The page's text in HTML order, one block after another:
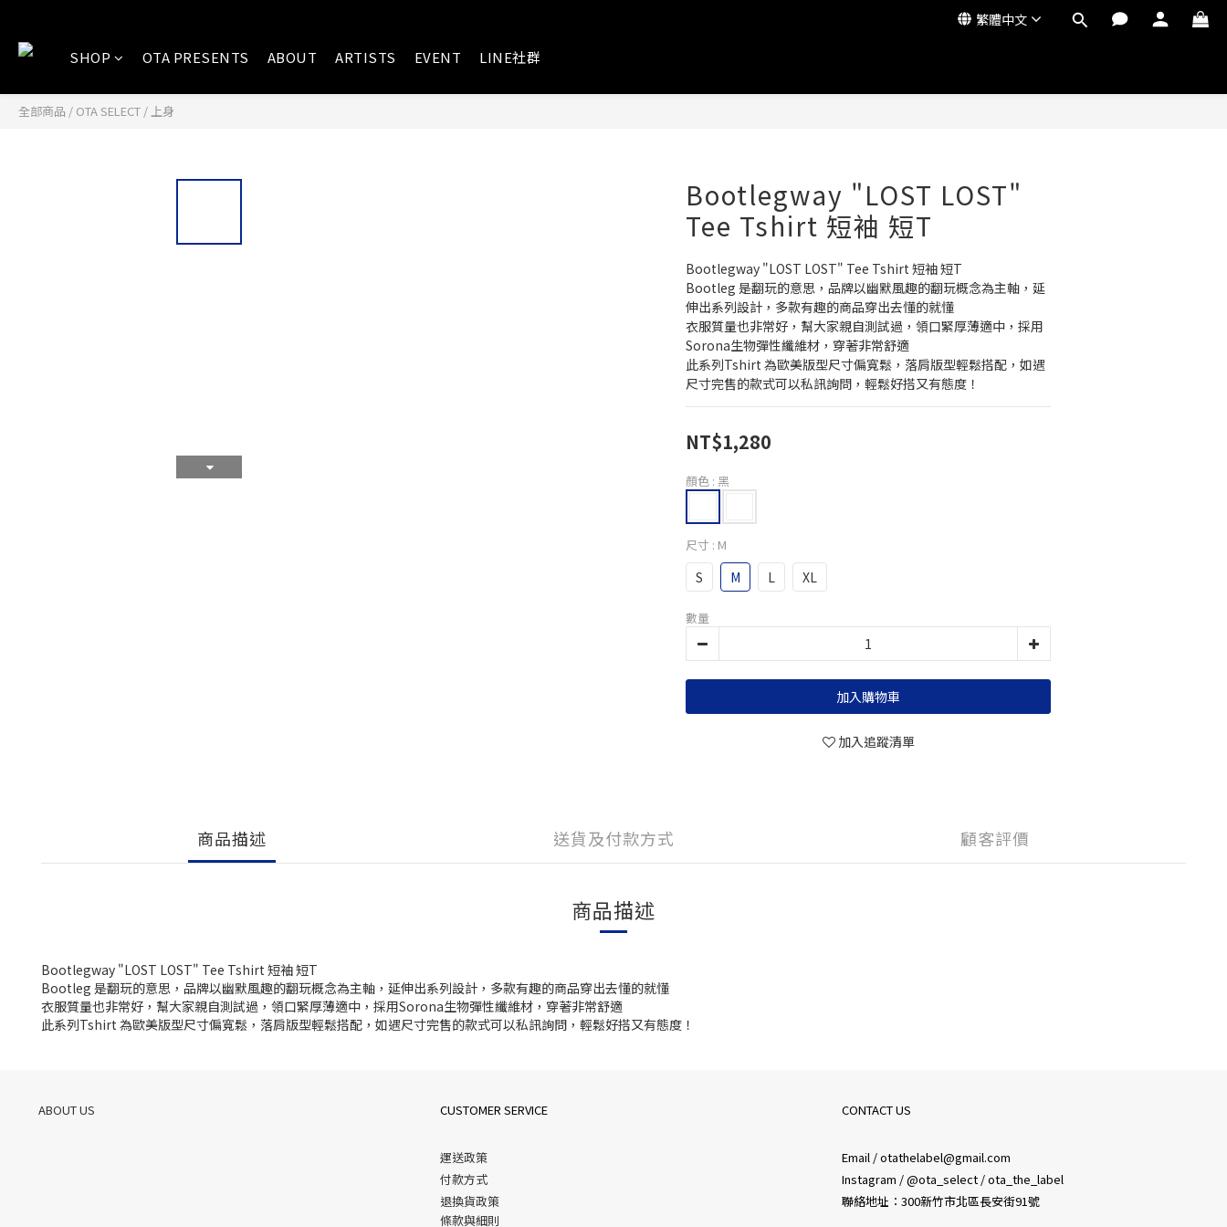
繁體中文
SHOP OTA PRESENTS ABOUT ARTISTS EVENT LINE社群
全部商品 / OTA SELECT /上身
Bootlegway "LOST LOST"
Tee Tshirt 短袖 短T
Bootlegway "LOST LOST" Tee Tshirt 短袖 短T
Bootleg 是翻玩的意思，品牌以幽默風趣的翻玩概念為主軸，延
伸出系列設計，多款有趣的商品穿出去懂的就懂
衣服質量也非常好，幫大家親自測試過，領口緊厚薄適中，採用
Sorona生物彈性纖維材，穿著非常舒適
此系列Tshirt 為歐美版型尺寸偏寬鬆，落肩版型輕鬆搭配，如遇
尺寸完售的款式可以私訊詢問，輕鬆好搭又有態度！
NT$1,280
顏色 : 黑
尺寸 : M
S M L XL
數量
加入購物車
加入追蹤清單
商品描述 送貨及付款方式 顧客評價
商品描述
Bootlegway "LOST LOST" Tee Tshirt 短袖 短T
Bootleg 是翻玩的意思，品牌以幽默風趣的翻玩概念為主軸，延伸出系列設計，多款有趣的商品穿出去懂的就懂
衣服質量也非常好，幫大家親自測試過，領口緊厚薄適中，採用Sorona生物彈性纖維材，穿著非常舒適
此系列Tshirt 為歐美版型尺寸偏寬鬆，落肩版型輕鬆搭配，如遇尺寸完售的款式可以私訊詢問，輕鬆好搭又有態度！
ABOUT US CUSTOMER SERVICE
運送政策
付款方式
退換貨政策
條款與細則
CONTACT US
Email / otathelabel@gmail.com
Instagram / @ota_select / ota_the_label
聯絡地址：300新竹市北區長安街91號